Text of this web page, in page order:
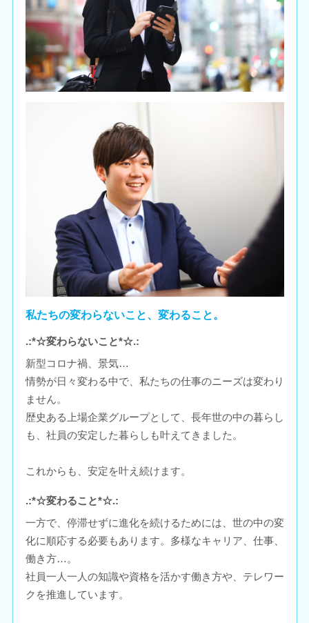
私たちの変わらないこと、変わること。
.:*☆変わらないこと*☆.:
新型コロナ禍、景気…
情勢が日々変わる中で、私たちの仕事のニーズは変わり
ません。
歴史ある上場企業グループとして、長年世の中の暮らし
も、社員の安定した暮らしも叶えてきました。
これからも、安定を叶え続けます。
.:*☆変わること*☆.:
一方で、停滞せずに進化を続けるためには、世の中の変
化に順応する必要もあります。多様なキャリア、仕事、
働き方…。
社員一人一人の知識や資格を活かす働き方や、テレワー
クを推進しています。